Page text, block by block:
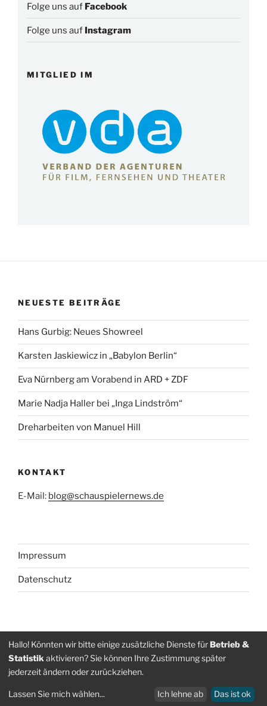
Folge uns auf Facebook
Folge uns auf Instagram
MITGLIED IM
NEUESTE BEITRÄGE
Hans Gurbig: Neues Showreel
Karsten Jaskiewicz in „Babylon Berlin“
Eva Nürnberg am Vorabend in ARD + ZDF
Marie Nadja Haller bei „Inga Lindström“
Dreharbeiten von Manuel Hill
KONTAKT
E-Mail: blog@schauspielernews.de
Impressum
Datenschutz
Folge
uns
auf
Facebook
Folge
uns
auf
Instagram
Hallo! Könnten wir bitte einige zusätzliche Dienste fürBetrieb &
Statistik aktivieren? Sie können Ihre Zustimmung später
jederzeit ändern oder zurückziehen.
Lassen Sie mich wählen... Ich lehne ab Das ist ok